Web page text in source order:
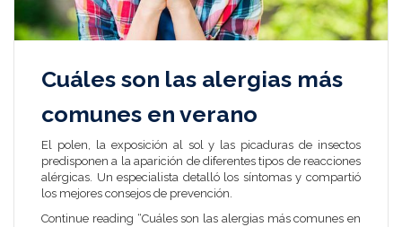
Cuáles son las alergias más
comunes en verano
El polen, la exposición al sol y las picaduras de insectos
predisponen a la aparición de diferentes tipos de reacciones
alérgicas. Un especialista detalló los síntomas y compartió
los mejores consejos de prevención.
Continue reading “Cuáles son las alergias más comunes en